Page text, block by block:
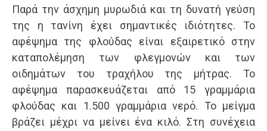
Παρά την άσχημη μυρωδιά και τη δυνατή γεύση
της η τανίνη έχει σημαντικές ιδιότητες. Το
αφέψημα της φλούδας είναι εξαιρετικό στην
καταπολέμηση των φλεγμονών και των
οιδημάτων του τραχήλου της μήτρας. Το
αφέψημα παρασκευάζεται από 15 γραμμάρια
φλούδας και 1.500 γραμμάρια νερό. Το μείγμα
βράζει μέχρι να μείνει ένα κιλό. Στη συνέχεια